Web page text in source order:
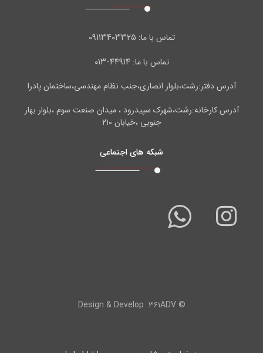
تماس با ما:۰۹۱۱۳۴۰۳۳۲۵
تماس با ما: ۴۴۹۱۴-۰۱۳
آدرس دفتر:رشت،بلوار انصاری،جنب نظام مهندسی،ساختمان پادرا
آدرس کارخانه:رشت،شهرک سپیدرود ، میدان صنعت سوم ،بلوار بهار
جنوبی ،خیابان ۲۱۰
شبکه های اجتماعی
© Design & Develop۳۶۱ADV